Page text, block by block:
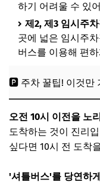
하기 어려울 수 있
제2, 제3 임시주
곳에 넓은 임시주
버스를 이용해 편
🅿️ 주차 꿀팁! 이것만
오전 10시 이전을 노
도착하는 것이 진리
싶다면 10시 전 도착
'셔틀버스'를 당연하